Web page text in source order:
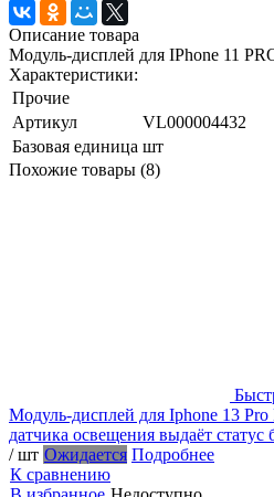
Описание товара
Модуль-дисплей для IPhone 11
Характеристики:
Прочие
Артикул
VL000004432
Базовая единица шт
Похожие товары (8)
Модуль-дисплей для Iphone 13
датчика освещения выдаёт статус
/ шт Ожидается Подробнее
К сравнению